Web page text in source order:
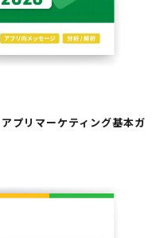
プリマーケティング基本ガ